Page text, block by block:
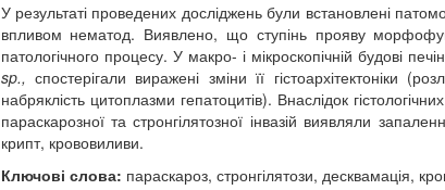
У результаті проведених досліджень були встановлені
впливом нематод. Виявлено, що ступінь прояву
патологічного процесу. У макро- і мікроскопічній будові
sp., спостерігали виражені зміни її гістоархітектоніки
набряклість цитоплазми гепатоцитів). Внаслідок
параскарозної та стронгілятозної інвазій виявляли
крипт, крововиливи.
Ключові слова: параскароз, стронгілятози, десквамація,